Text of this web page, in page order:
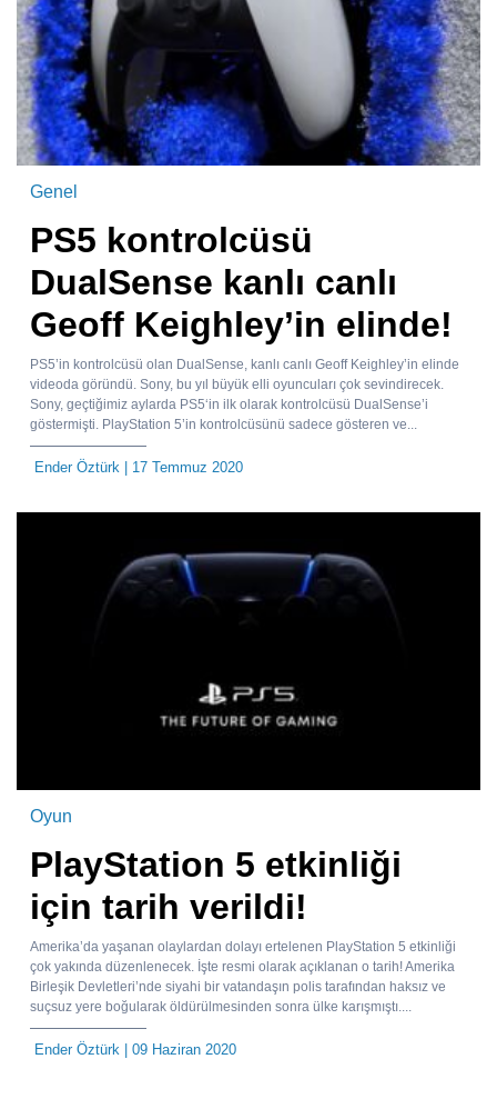
Genel
PS5 kontrolcüsü
DualSense kanlı canlı
Geoff Keighley’in elinde!
PS5’in kontrolcüsü olan DualSense, kanlı canlı Geoff Keighley’in elinde
videoda göründü. Sony, bu yıl büyük elli oyuncuları çok sevindirecek.
Sony, geçtiğimiz aylarda PS5‘in ilk olarak kontrolcüsü DualSense’i
göstermişti. PlayStation 5’in kontrolcüsünü sadece gösteren ve...
Ender Öztürk | 17 Temmuz 2020
Oyun
PlayStation 5 etkinliği
için tarih verildi!
Amerika’da yaşanan olaylardan dolayı ertelenen PlayStation 5 etkinliği
çok yakında düzenlenecek. İşte resmi olarak açıklanan o tarih! Amerika
Birleşik Devletleri’nde siyahi bir vatandaşın polis tarafından haksız ve
suçsuz yere boğularak öldürülmesinden sonra ülke karışmıştı....
Ender Öztürk | 09 Haziran 2020